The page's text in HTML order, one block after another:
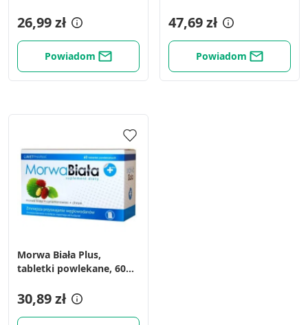
26,99 zł
Powiadom
47,69 zł
Powiadom
Morwa Biała Plus,
tabletki powlekane, 60
30,89 zł